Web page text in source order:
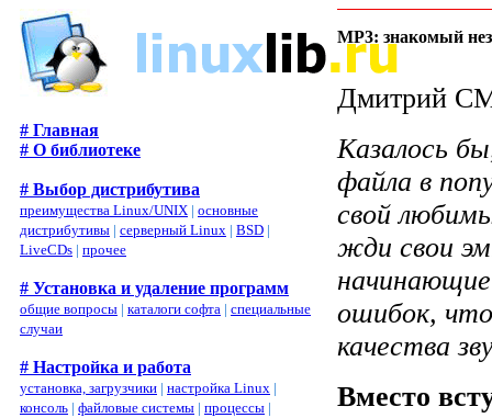
# Главная
# О библиотеке
# Выбор дистрибутива
преимущества Linux/UNIX | основные
дистрибутивы | серверный Linux | BSD |
LiveCDs | прочее
# Установка и удаление программ
общие вопросы | каталоги софта | специальные
случаи
# Настройка и работа
установка, загрузчики | настройка Linux |
консоль | файловые системы | процессы |
MP3: знакомый
Дмитрий
Казалось
файла в
свой
жди свои
ошибок,
качества
Вместо